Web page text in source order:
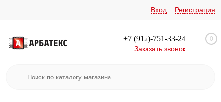
Вход Регистрация
+7 (912)-751-33-24
Заказать звонок
0